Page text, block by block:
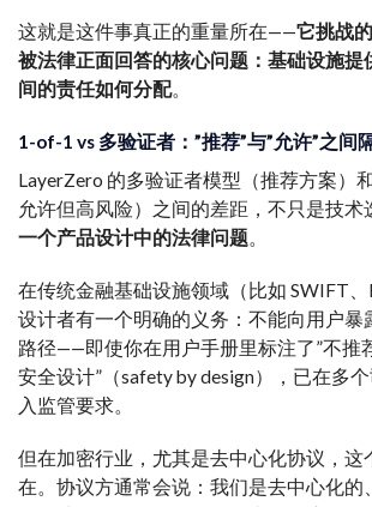
这就是这件事真正的重量所在——它挑战
被法律正面回答的核心问题：基础设施提
间的责任如何分配。
1-of-1 vs 多验证者：”推荐”与”允许”之间
LayerZero 的多验证者模型（推荐方案）
允许但高风险）之间的差距，不只是技术
一个产品设计中的法律问题。
在传统金融基础设施领域（比如 SWIFT
设计者有一个明确的义务：不能向用户暴
路径——即使你在用户手册里标注了”不推
安全设计”（safety by design），已在多
入监管要求。
但在加密行业，尤其是去中心化协议，这
在。协议方通常会说：我们是去中心化的